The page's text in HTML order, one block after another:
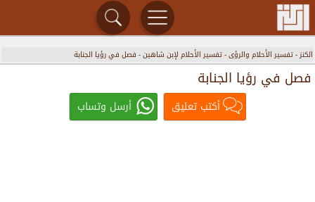
الكنز-تفسير الأحلام والرؤى-تفسير الأحلام لإبن شاهين- فصل في رؤيا الجنابة
فصل في رؤيا الجنابة
أكتب تعليق أرسل وتساب